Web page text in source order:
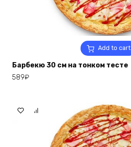
Add to cart
Барбекю 30 см на тонком тесте
589₽